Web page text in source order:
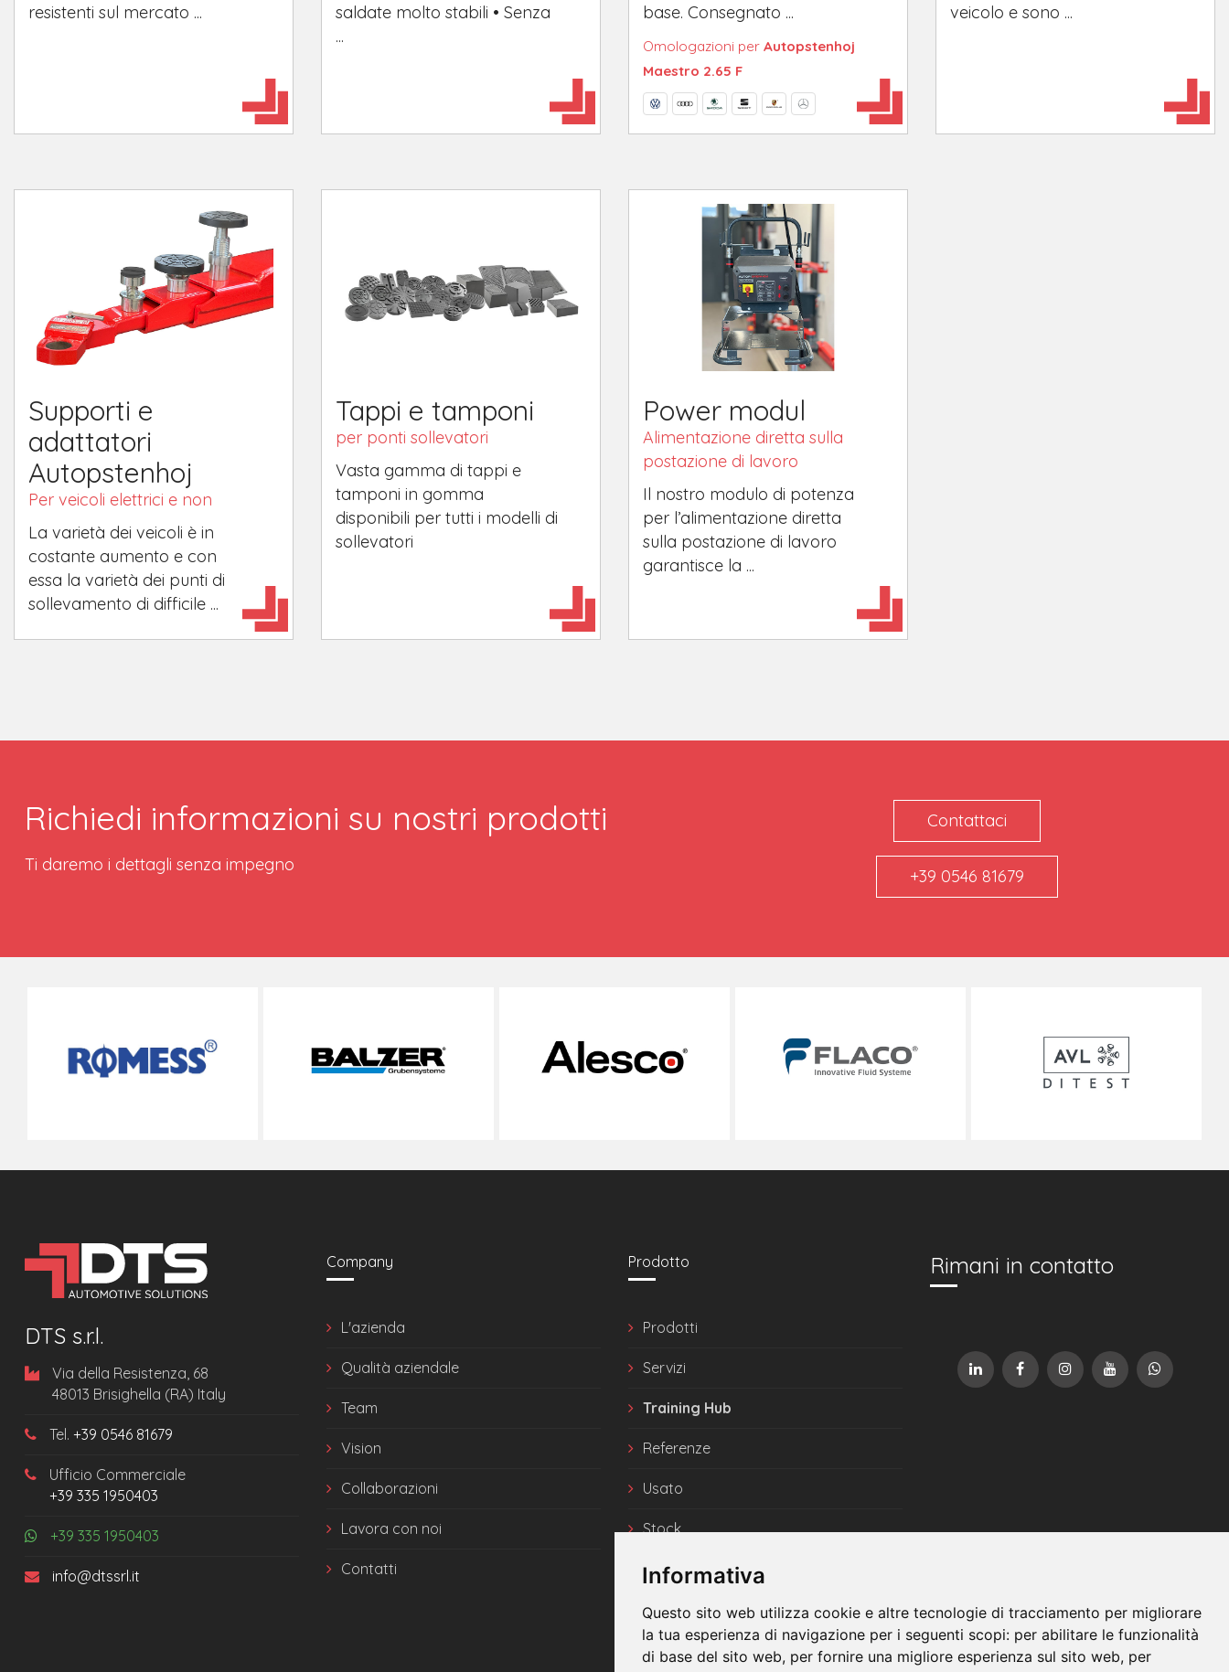
Informativa
Questo sito web utilizza cookie e altre tecnologie di tracciamento per migliorare
la tua esperienza di navigazione per i seguenti scopi: per abilitare le funzionalità
di base del sito web, per fornire una migliore esperienza sul sito web, per
resistenti sul mercato ...
saldate molto stabili • Senza
...
base. Consegnato ...
Omologazioni per Autopstenhoj
Maestro 2.65 F
veicolo e sono ...
Supporti e
adattatori
Autopstenhoj
Per veicoli elettrici e non
La varietà dei veicoli è in
costante aumento e con
essa la varietà dei punti di
sollevamento di difficile ...
Tappi e tamponi
per ponti sollevatori
Vasta gamma di tappi e
tamponi in gomma
disponibili per tutti i modelli di
sollevatori
Power modul
Alimentazione diretta sulla
postazione di lavoro
Il nostro modulo di potenza
per l’alimentazione diretta
sulla postazione di lavoro
garantisce la ...
Richiedi informazioni su nostri prodotti
Ti daremo i dettagli senza impegno
Contattaci
+39 0546 81679
DTS s.r.l.
Via della Resistenza, 68
48013 Brisighella (RA) Italy
Tel. +39 0546 81679
Ufficio Commerciale
+39 335 1950403
+39 335 1950403
info@dtssrl.it
Company
L'azienda
Qualità aziendale
Team
Vision
Collaborazioni
Lavora con noi
Contatti
Prodotto
Prodotti
Servizi
Training Hub
Referenze
Usato
Stock
News
Rimani in contatto